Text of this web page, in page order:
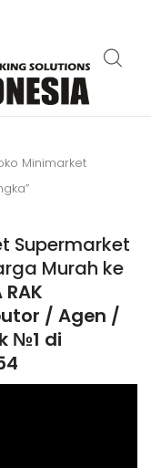
Minimarket
Supermarket
Murah ke
RAK
/ Agen /
№1 di